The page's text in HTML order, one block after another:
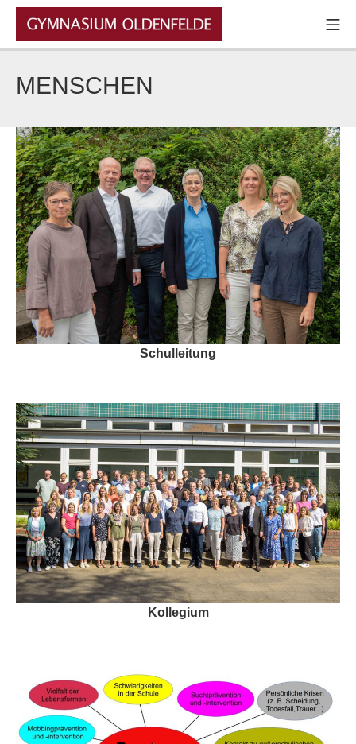
Zum
Inhalt
springen
GYMNASIUM OLDENFELDE
MENSCHEN
Schulleitung
Kollegium